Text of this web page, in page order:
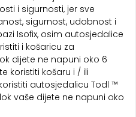
i sigurnosti, jer sve
sigurnost, udobnost i
Isofix, osim autosjedalice
i košaricu za
dijete ne napuni oko 6
koristiti košaru i / ili
autosjedalicu Todl ™
vaše dijete ne napuni oko